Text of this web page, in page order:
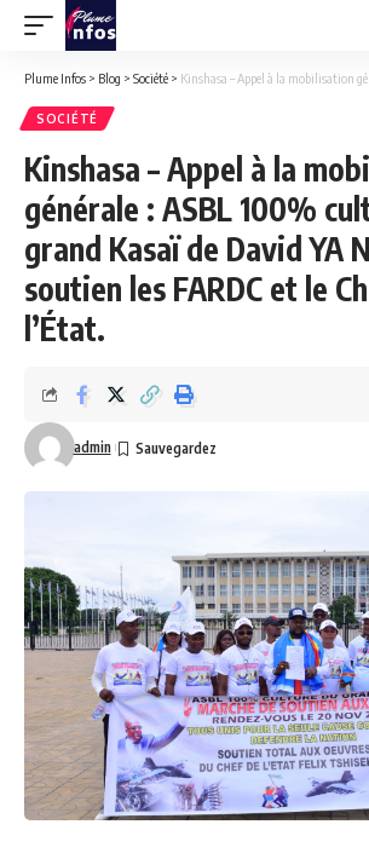
Plume Infos > Blog > Société > Kinshasa – Appel à la mobilisation générale : ASBL 100% culture du grand Kasaï
SOCIÉTÉ
Kinshasa – Appel à la
générale : ASBL 100%
grand Kasaï de David YA
soutien les FARDC et le
l’État.
admin